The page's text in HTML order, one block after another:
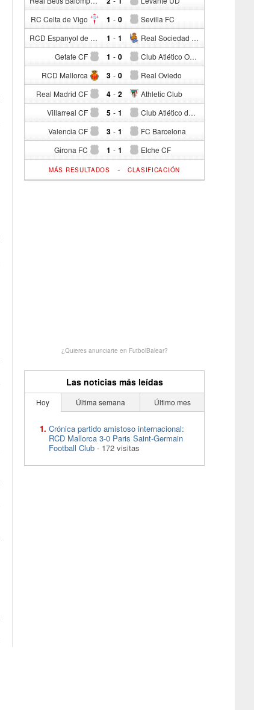
RC Celta de Vigo 1 - Sevilla FC
0
RCD Espanyol de Barcelona 1 - Real Sociedad de Fútbol
1
Getafe CF 1 - Club Atlético Osasuna
0
RCD Mallorca 3 - Real Oviedo
0
Real Madrid CF 4 - Athletic Club
2
Villarreal CF 5 - Club Atlético de Madrid
1
Valencia CF 3 - FC Barcelona
1
Girona FC 1 - Elche CF
1
MÁS RESULTADOS - CLASIFICACIÓN
¿Quieres anunciarte en FutbolBalear?
Las noticias más leídas
Hoy Última semana Último mes
Crónica partido amistoso internacional:
RCD Mallorca 3-0 Paris Saint-Germain
Football Club - 172 visitas